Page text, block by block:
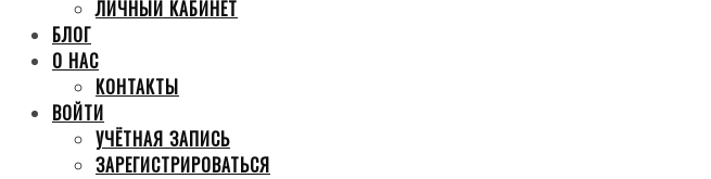
ЛИЧНЫЙ КАБИНЕТ
БЛОГ
О НАС
КОНТАКТЫ
ВОЙТИ
УЧЁТНАЯ ЗАПИСЬ
ЗАРЕГИСТРИРОВАТЬСЯ